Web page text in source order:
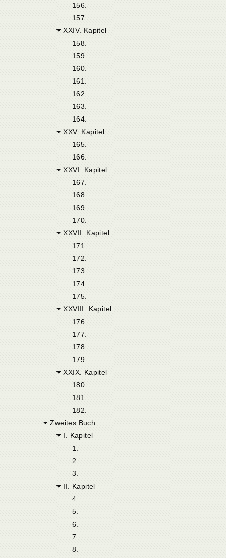
156.
157.
XXIV. Kapitel
158.
159.
160.
161.
162.
163.
164.
XXV. Kapitel
165.
166.
XXVI. Kapitel
167.
168.
169.
170.
XXVII. Kapitel
171.
172.
173.
174.
175.
XXVIII. Kapitel
176.
177.
178.
179.
XXIX. Kapitel
180.
181.
182.
Zweites Buch
I. Kapitel
1.
2.
3.
II. Kapitel
4.
5.
6.
7.
8.